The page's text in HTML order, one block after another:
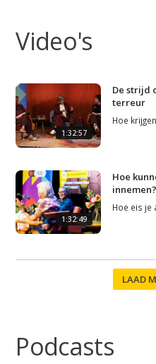
Video's
1:32:57
De strijd
terreur
Hoe
1:32:49
Hoe
innemen?
Hoe eis je
LAAD
Podcasts